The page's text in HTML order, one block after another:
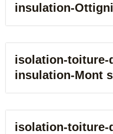
insulation-
isolation-toiture-
insulation-Mont
isolation-toiture-